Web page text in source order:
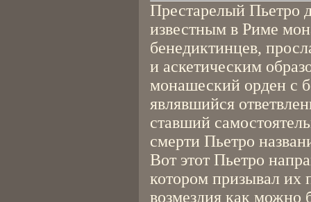
Престарелый Пьетро
известным в Риме
бенедиктинцев,
и аскетическим
монашеский орден с
являвшийся
ставший
смерти Пьетро
Вот этот Пьетро
котором призывал их
возмездия как можно